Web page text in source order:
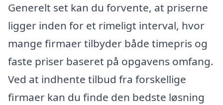
Generelt set kan du forvente, at priserne
ligger inden for et rimeligt interval, hvor
mange firmaer tilbyder både timepris og
faste priser baseret på opgavens omfang.
Ved at indhente tilbud fra forskellige
firmaer kan du finde den bedste løsning